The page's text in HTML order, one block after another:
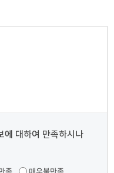
에 대하여 만족하시나